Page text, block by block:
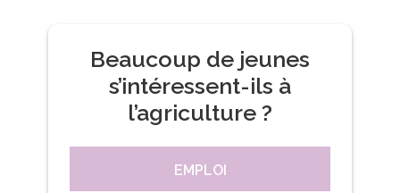
Beaucoup de jeunes
s’intéressent-ils à
l’agriculture ?
EMPLOI